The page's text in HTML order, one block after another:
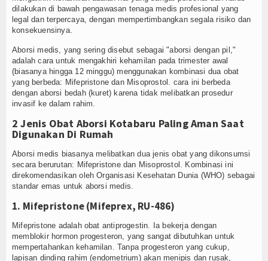
Kesehatan
Dalam Negeri
Luar Negeri
dilakukan di bawah pengawasan tenaga medis profesional yang
legal dan terpercaya, dengan mempertimbangkan segala risiko dan
konsekuensinya.
Aborsi medis, yang sering disebut sebagai "aborsi dengan pil,"
adalah cara untuk mengakhiri kehamilan pada trimester awal
(biasanya hingga 12 minggu) menggunakan kombinasi dua obat
yang berbeda: Mifepristone dan Misoprostol. cara ini berbeda
dengan aborsi bedah (kuret) karena tidak melibatkan prosedur
invasif ke dalam rahim.
2 Jenis Obat Aborsi Kotabaru Paling Aman Saat
Digunakan Di Rumah
Aborsi medis biasanya melibatkan dua jenis obat yang dikonsumsi
secara berurutan: Mifepristone dan Misoprostol. Kombinasi ini
direkomendasikan oleh Organisasi Kesehatan Dunia (WHO) sebagai
standar emas untuk aborsi medis.
1. Mifepristone (Mifeprex, RU-486)
Mifepristone adalah obat antiprogestin. Ia bekerja dengan
memblokir hormon progesteron, yang sangat dibutuhkan untuk
mempertahankan kehamilan. Tanpa progesteron yang cukup,
lapisan dinding rahim (endometrium) akan menipis dan rusak,